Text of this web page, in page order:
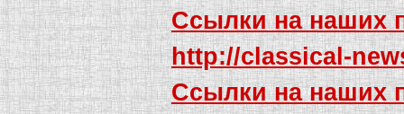
Ссылки на наших
http://classical-
Ссылки на наших